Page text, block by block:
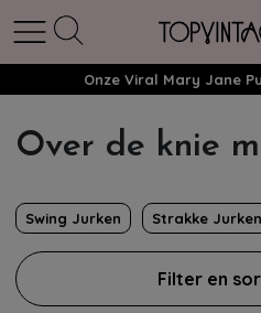
Onze Viral Mary Jane
Over de knie
Swing Jurken Strakke Jurken
Filter en